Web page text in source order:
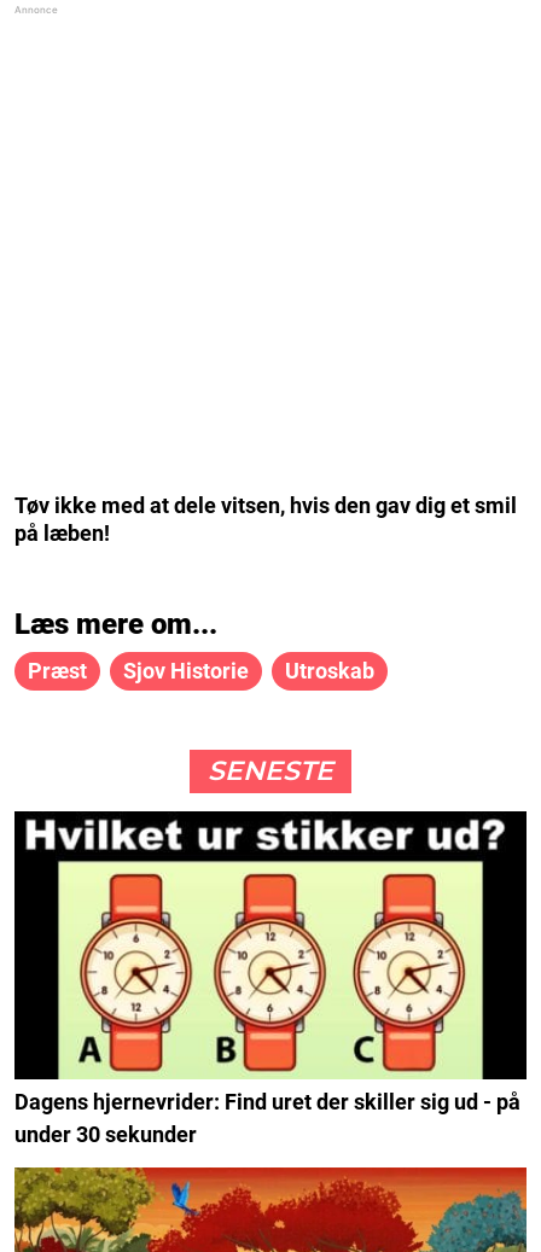
Tøv ikke med at dele vitsen, hvis den gav dig et smil
på læben!
Læs mere om...
Præst Sjov Historie Utroskab
SENESTE
Dagens hjernevrider: Find uret der skiller sig ud - på
under 30 sekunder